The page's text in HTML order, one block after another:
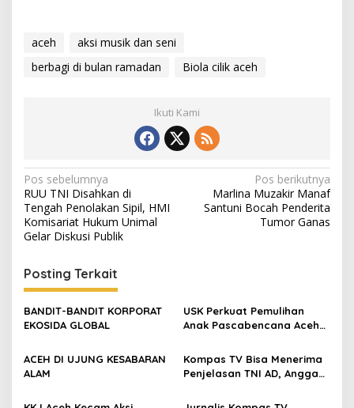
u
t
aceh
aksi musik dan seni
berbagi di bulan ramadan
Biola cilik aceh
Ikuti Kami
N
a
v
i
g
a
s
i
p
o
Pos sebelumnya
RUU TNI Disahkan di
Tengah Penolakan Sipil, HMI
Komisariat Hukum Unimal
Gelar Diskusi Publik
Pos berikutnya
Marlina Muzakir Manaf
Santuni Bocah Penderita
Tumor Ganas
Posting Terkait
BANDIT-BANDIT KORPORAT
EKOSIDA GLOBAL
USK Perkuat Pemulihan
Anak Pascabencana Aceh
Dukungan Psikososial
ACEH DI UJUNG KESABARAN
ALAM
Kompas TV Bisa Menerima
Penjelasan TNI AD, Anggap